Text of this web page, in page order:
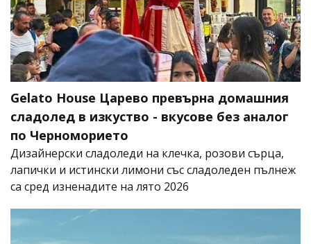
Gelato House Царево превърна домашния
сладолед в изкуство - вкусове без аналог
по Черноморието
Дизайнерски сладоледи на клечка, розови сърца,
лапички и истински лимони със сладоледен пълнеж
са сред изненадите на лято 2026